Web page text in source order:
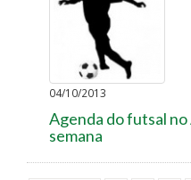
04/10/2013
Agenda do futsal
semana